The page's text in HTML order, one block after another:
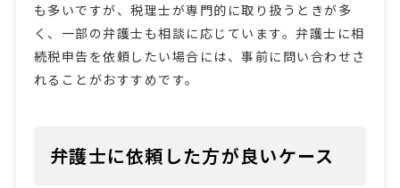
も多いですが、税理士が専門的に取り扱うときが多
く、一部の弁護士も相談に応じています。弁護士に相
続税申告を依頼したい場合には、事前に問い合わせさ
れることがおすすめです。
弁護士に依頼した方が良いケース